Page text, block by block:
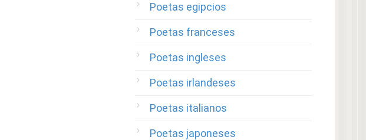
Poetas egipcios
Poetas franceses
Poetas ingleses
Poetas irlandeses
Poetas italianos
Poetas japoneses